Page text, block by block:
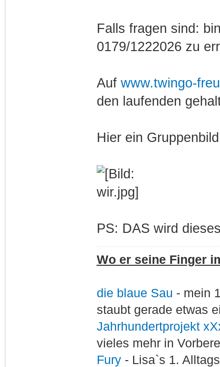
Falls fragen sind:
0179/1222026 zu
Auf www.twingo-
den laufenden
Hier ein
PS: DAS wird
Wo er seine Finger
die blaue Sau - mein
staubt gerade etwas
Jahrhundertprojekt
vieles mehr in
Fury - Lisa`s 1.